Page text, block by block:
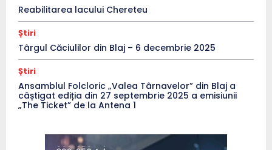
Reabilitarea lacului Chereteu
Știri
Târgul Căciulilor din Blaj – 6 decembrie 2025
Știri
Ansamblul Folcloric „Valea Târnavelor” din Blaj a
câștigat ediția din 27 septembrie 2025 a emisiunii
„The Ticket” de la Antena 1